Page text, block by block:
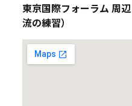
東京国際フォーラム 周
流の練習）